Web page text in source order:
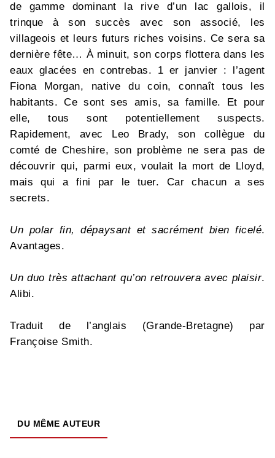
de gamme dominant la rive d’un lac gallois, il
trinque à son succès avec son associé, les
villageois et leurs futurs riches voisins. Ce sera sa
dernière fête… À minuit, son corps flottera dans les
eaux glacées en contrebas. 1 er janvier : l’agent
Fiona Morgan, native du coin, connaît tous les
habitants. Ce sont ses amis, sa famille. Et pour
elle, tous sont potentiellement suspects.
Rapidement, avec Leo Brady, son collègue du
comté de Cheshire, son problème ne sera pas de
découvrir qui, parmi eux, voulait la mort de Lloyd,
mais qui a fini par le tuer. Car chacun a ses
secrets.
Un polar fin, dépaysant et sacrément bien ficelé.
Avantages.
Un duo très attachant qu’on retrouvera avec plaisir.
Alibi.
Traduit de l’anglais (Grande-Bretagne) par
Françoise Smith.
DU MÊME AUTEUR